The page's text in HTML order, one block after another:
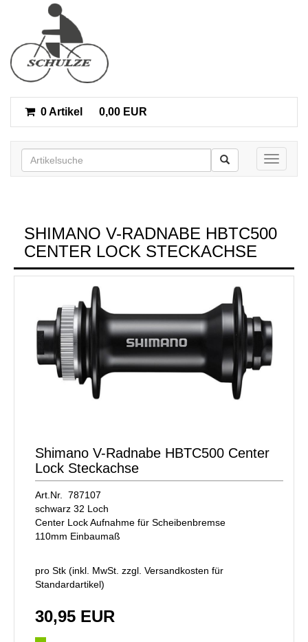
0 Artikel 0,00 EUR
Toggle
SHIMANO V-RADNABE HBTC500
CENTER LOCK STECKACHSE
Shimano V-Radnabe HBTC500 Center
Lock Steckachse
Art.Nr. 787107
schwarz 32 Loch
Center Lock Aufnahme für Scheibenbremse
110mm Einbaumaß
pro Stk (inkl. MwSt. zzgl. Versandkosten für
Standardartikel)
30,95 EUR